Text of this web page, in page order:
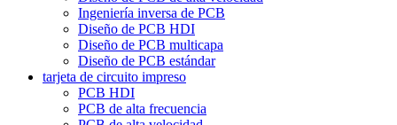
Ingeniería inversa de PCB
Diseño de PCB HDI
Diseño de PCB multicapa
Diseño de PCB estándar
tarjeta de circuito impreso
PCB HDI
PCB de alta frecuencia